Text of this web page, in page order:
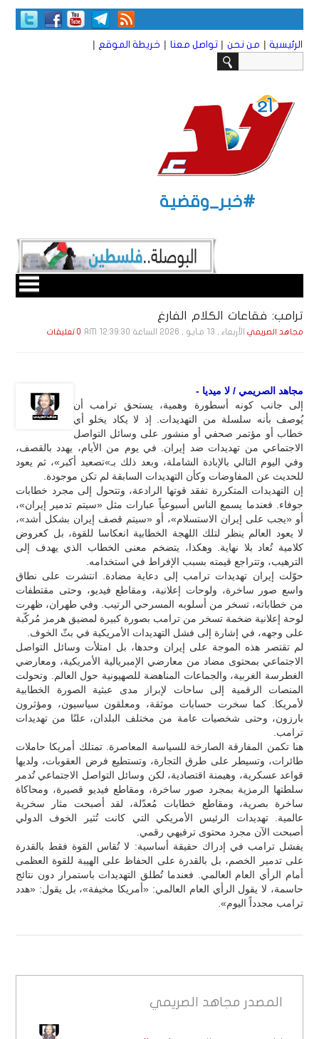
الرئيسية | من نحن | تواصل معنا | خريطة الموقع |
#خبر_وقضية
ترامب: فقاعات الكلام الفارغ
مجاهد الصريمي الأربعاء , 13 مـايـو , 2026 الساعة 12:39:30 AM 0 تعليقات
مجاهد الصريمي / لا ميديا -
إلى جانب كونه أسطورة وهمية، يستحق ترامب أن
يُوصف بأنه سلسلة من التهديدات. إذ لا يكاد يخلو أي
خطاب أو مؤتمر صحفي أو منشور على وسائل التواصل
الاجتماعي من تهديدات ضد إيران. في يوم من الأيام، يهدد بالقصف،
وفي اليوم التالي بالإبادة الشاملة، وبعد ذلك بـ»تصعيد أكبر»، ثم يعود
للحديث عن المفاوضات وكأن التهديدات السابقة لم تكن موجودة.
إن التهديدات المتكررة تفقد قوتها الرادعة، وتتحول إلى مجرد خطابات
جوفاء. فعندما يسمع الناس أسبوعياً عبارات مثل «سيتم تدمير إيران»،
أو «يجب على إيران الاستسلام»، أو «سيتم قصف إيران بشكل أشد»،
لا يعود العالم ينظر لتلك اللهجة الخطابية انعكاسا للقوة، بل كعروض
كلامية تُعاد بلا نهاية. وهكذا، يتضخم معنى الخطاب الذي يهدف إلى
الترهيب، وتتراجع قيمته بسبب الإفراط في استخدامه.
حوّلت إيران تهديدات ترامب إلى دعاية مضادة. انتشرت على نطاق
واسع صور ساخرة، ولوحات إعلانية، ومقاطع فيديو، وحتى مقتطفات
من خطاباته، تسخر من أسلوبه المسرحي الرتيب. وفي طهران، ظهرت
لوحة إعلانية ضخمة تسخر من ترامب بصورة كبيرة لمضيق هرمز مُركّبة
على وجهه، في إشارة إلى فشل التهديدات الأمريكية في بثّ الخوف.
لم تقتصر هذه الموجة على إيران وحدها، بل امتلأت وسائل التواصل
الاجتماعي بمحتوى مضاد من معارضي الإمبريالية الأمريكية، ومعارضي
الغطرسة الغربية، والجماعات المناهضة للصهيونية حول العالم. وتحولت
المنصات الرقمية إلى ساحات لإبراز مدى عبثية الصورة الخطابية
لأمريكا. كما سخرت حسابات موثقة، ومعلقون سياسيون، ومؤثرون
بارزون، وحتى شخصيات عامة من مختلف البلدان، علنًا من تهديدات
ترامب.
هنا تكمن المفارقة الصارخة للسياسة المعاصرة. تمتلك أمريكا حاملات
طائرات، وتسيطر على طرق التجارة، وتستطيع فرض العقوبات، ولديها
قواعد عسكرية، وهيمنة اقتصادية، لكن وسائل التواصل الاجتماعي تُدمر
سلطتها الرمزية بمجرد صور ساخرة، ومقاطع فيديو قصيرة، ومحاكاة
ساخرة بصرية، ومقاطع خطابات مُعدّلة، لقد أصبحت مثار سخرية
عالمية. تهديدات الرئيس الأمريكي التي كانت تُثير الخوف الدولي
أصبحت الآن مجرد محتوى ترفيهي رقمي.
يفشل ترامب في إدراك حقيقة أساسية: لا تُقاس القوة فقط بالقدرة
على تدمير الخصم، بل بالقدرة على الحفاظ على الهيبة للقوة العظمى
أمام الرأي العام العالمي. فعندما تُطلق التهديدات باستمرار دون نتائج
حاسمة، لا يقول الرأي العام العالمي: «أمريكا مخيفة»، بل يقول: «هدد
ترامب مجدداً اليوم».
المصدر مجاهد الصريمي